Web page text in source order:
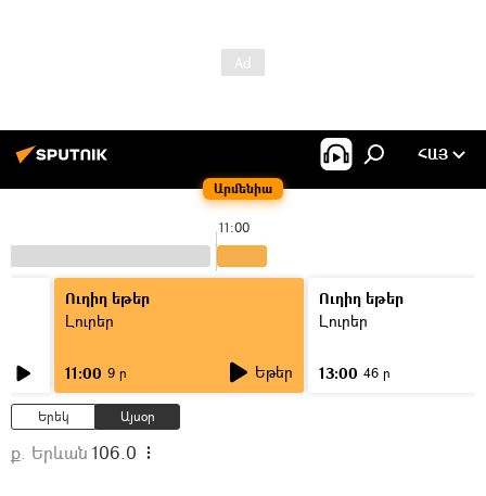
Արմենիա
ՀԱՅ
11:00
Ուղիղ եթեր
Լուրեր
11:00 9 ր Եթեր
Ուղիղ եթեր
Լուրեր
13:00 46 ր
Երեկ Այսօր
ք. Երևան 106.0